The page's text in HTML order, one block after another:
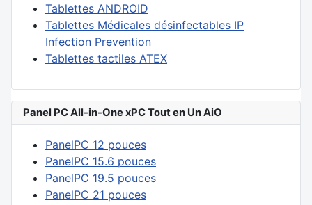
Tablettes ANDROID
Tablettes Médicales désinfectables IP
Infection Prevention
Tablettes tactiles ATEX
Panel PC All-in-One xPC Tout en Un AiO
PanelPC 12 pouces
PanelPC 15.6 pouces
PanelPC 19.5 pouces
PanelPC 21 pouces